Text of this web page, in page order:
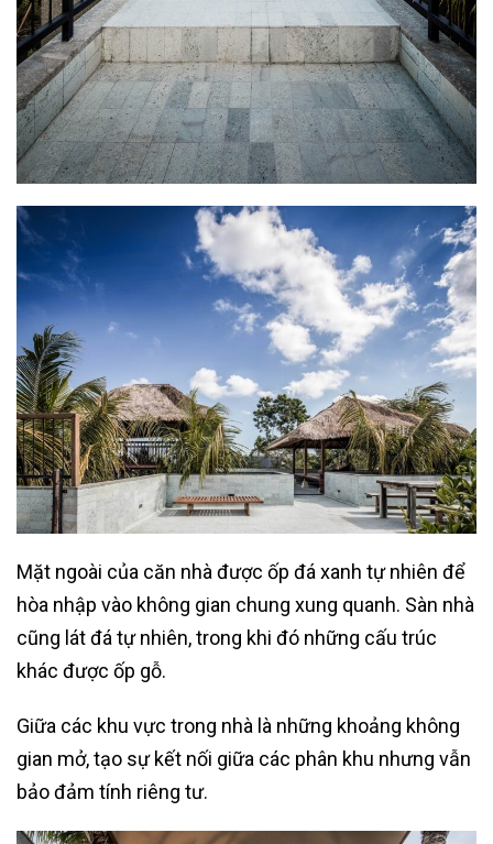
Mặt ngoài của căn nhà được ốp đá xanh tự nhiên để
hòa nhập vào không gian chung xung quanh. Sàn nhà
cũng lát đá tự nhiên, trong khi đó những cấu trúc
khác được ốp gỗ.
Giữa các khu vực trong nhà là những khoảng không
gian mở, tạo sự kết nối giữa các phân khu nhưng vẫn
bảo đảm tính riêng tư.